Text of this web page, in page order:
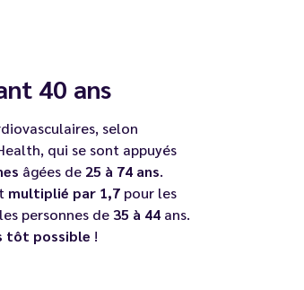
40 ans
selon
qui se sont appuyés
âgées de 25 à 74 ans.
multiplié par 1,7 pour les
personnes de 35 à 44 ans.
tôt possible !